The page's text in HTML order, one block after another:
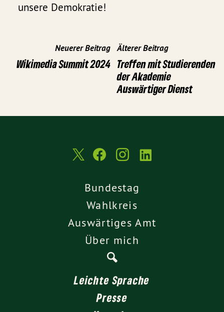
unsere Demokratie!
Neuerer Beitrag
Wikimedia Summit 2024
Älterer Beitrag
Treffen mit Studierenden
der Akademie
Auswärtiger Dienst
Bundestag
Wahlkreis
Auswärtiges Amt
Über mich
Leichte Sprache
Presse